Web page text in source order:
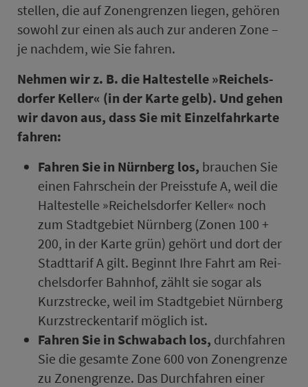
stel­len, die auf Zo­nen­gren­zen liegen, ge­hö­ren
sowohl zur einen als auch zur anderen Zone –
je nachdem, wie Sie fahren.
Nehmen wir z. B. die Hal­te­stel­le »Rei­chels­
dorfer Keller« (in der Karte gelb). Und gehen
wir davon aus, dass Sie mit Ein­zel­fahr­karte
fahren:
Fahren Sie in Nürn­berg los, brauchen Sie
einen Fahr­schein der Preis­stufe A, weil die
Hal­te­stel­le »Rei­chels­dorfer Keller« noch
zum Stadt­ge­biet Nürn­berg (Zo­nen 100 +
200, in der Karte grün) gehört und dort der
Stadt­ta­rif A gilt. Beginnt Ihre Fahrt am Rei­
chels­dorfer Bahn­hof, zählt sie sogar als
Kurz­strecke, weil im Stadt­ge­biet Nürn­berg
Kurz­stre­cken­ta­rif möglich ist.
Fahren Sie in Schwabach los, durchfahren
Sie die ge­samte Zone 600 von Zo­nen­gren­ze
zu Zo­nen­gren­ze. Das Durchfahren einer